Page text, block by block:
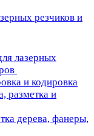
резчиков и
лазерных
и кодировка
разметка и
дерева, фанеры,